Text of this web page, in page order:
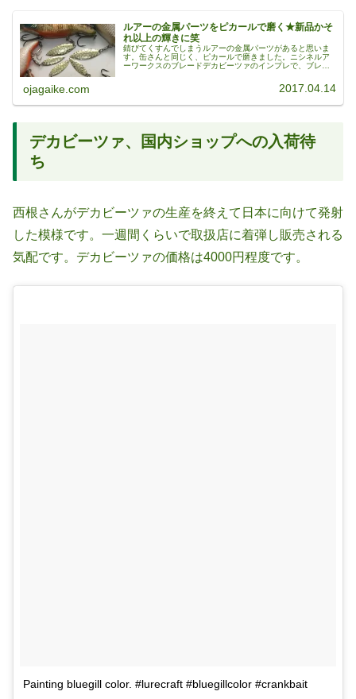
ルアーの金属パーツをピカールで磨く★新品かそ
れ以上の輝きに笑
錆びてくすんでしまうルアーの金属パーツがあると思いま
す。缶さんと同じく、ピカールで磨きました。ニシネルア
ーワークスのブレードデカビーツァのインプレで、ブレー
ojagaike.com 2017.04.14
デカビーツァ、国内ショップへの入荷待
ち
西根さんがデカビーツァの生産を終えて日本に向けて発射
した模様です。一週間くらいで取扱店に着弾し販売される
気配です。デカビーツァの価格は4000円程度です。
Painting bluegill color. #lurecraft #bluegillcolor #crankbait